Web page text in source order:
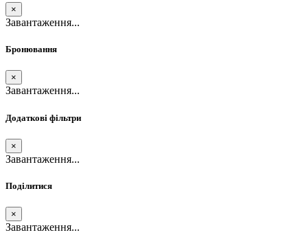
×
Завантаження...
Бронювання
×
Завантаження...
Додаткові фільтри
×
Завантаження...
Поділитися
×
Завантаження...